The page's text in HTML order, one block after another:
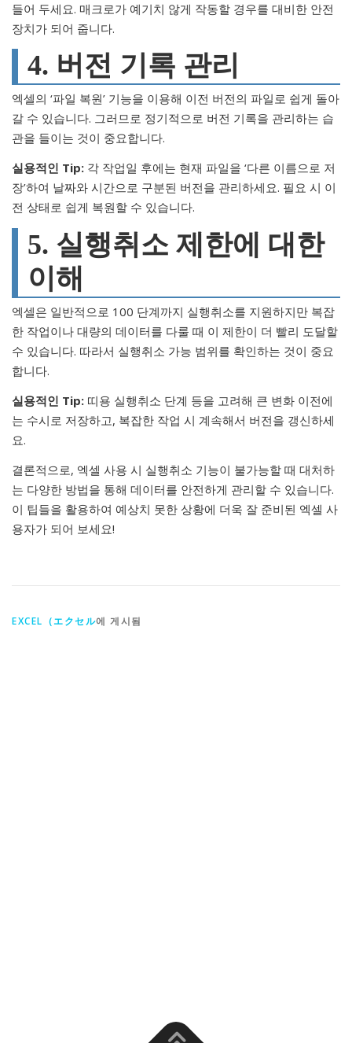
들어 두세요. 매크로가 예기치 않게 작동할 경우를 대비한 안전
장치가 되어 줍니다.
4. 버전 기록 관리
엑셀의 ‘파일 복원’ 기능을 이용해 이전 버전의 파일로 쉽게 돌아
갈 수 있습니다. 그러므로 정기적으로 버전 기록을 관리하는 습
관을 들이는 것이 중요합니다.
실용적인 Tip: 각 작업일 후에는 현재 파일을 ‘다른 이름으로 저
장’하여 날짜와 시간으로 구분된 버전을 관리하세요. 필요 시 이
전 상태로 쉽게 복원할 수 있습니다.
5. 실행취소 제한에 대한
이해
엑셀은 일반적으로 100 단계까지 실행취소를 지원하지만 복잡
한 작업이나 대량의 데이터를 다룰 때 이 제한이 더 빨리 도달할
수 있습니다. 따라서 실행취소 가능 범위를 확인하는 것이 중요
합니다.
실용적인 Tip: 띠용 실행취소 단계 등을 고려해 큰 변화 이전에
는 수시로 저장하고, 복잡한 작업 시 계속해서 버전을 갱신하세
요.
결론적으로, 엑셀 사용 시 실행취소 기능이 불가능할 때 대처하
는 다양한 방법을 통해 데이터를 안전하게 관리할 수 있습니다.
이 팁들을 활용하여 예상치 못한 상황에 더욱 잘 준비된 엑셀 사
용자가 되어 보세요!
EXCEL（エクセル에 게시됨